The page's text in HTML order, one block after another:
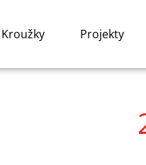
Kroužky Projekty